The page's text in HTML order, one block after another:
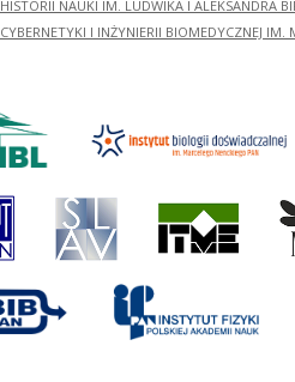
NAUKI IM. LUDWIKA I ALEKSANDRA
I INŻYNIERII BIOMEDYCZNEJ IM.